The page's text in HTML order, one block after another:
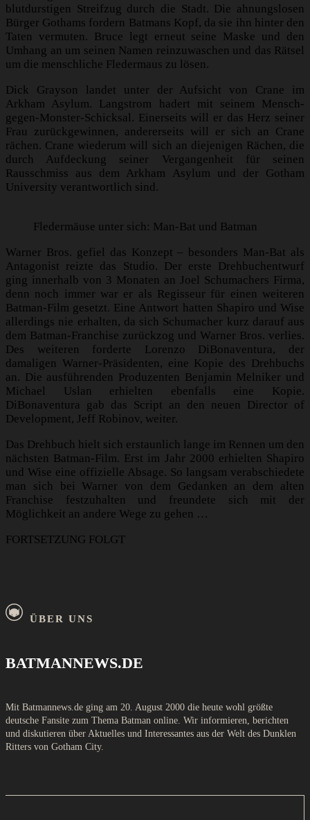
blutdurstigen Streifzug durch die Stadt. Die ahnungslosen
Bürger Gothams fordern Batmans Kopf, da sie ihn hinter den
Taten vermuten. Bruce legt erneut seine Maske und den
Umhang an um seinen Namen reinzuwaschen und das Rätsel
um die menschliche Fledermaus zu lösen.
Dick Grayson landet unter der Aufsicht von Crane im
Arkham Asylum. Langstrom hadert mit seinem Mensch-
gegen-Monster-Schicksal. Einerseits will er das Herz seiner
Frau zurückgewinnen, andererseits will er sich an Crane
rächen. Crane wiederum will sich an diejenigen Rächen, die
durch Aufdeckung seiner Vergangenheit für seinen
Rausschmiss aus dem Arkham Asylum und der Gotham
University verantwortlich sind.
Fledermäuse unter sich: Man-Bat und Batman
Warner Bros. gefiel das Konzept – besonders Man-Bat als
Antagonist reizte das Studio. Der erste Drehbuchentwurf
ging innerhalb von 3 Monaten an Joel Schumachers Firma,
denn noch immer war er als Regisseur für einen weiteren
Batman-Film gesetzt. Eine Antwort hatten Shapiro und Wise
allerdings nie erhalten, da sich Schumacher kurz darauf aus
dem Batman-Franchise zurückzog und Warner Bros. verlies.
Des weiteren forderte Lorenzo DiBonaventura, der
damaligen Warner-Präsidenten, eine Kopie des Drehbuchs
an. Die ausführenden Produzenten Benjamin Melniker und
Michael Uslan erhielten ebenfalls eine Kopie.
DiBonaventura gab das Script an den neuen Director of
Development, Jeff Robinov, weiter.
Das Drehbuch hielt sich erstaunlich lange im Rennen um den
nächsten Batman-Film. Erst im Jahr 2000 erhielten Shapiro
und Wise eine offizielle Absage. So langsam verabschiedete
man sich bei Warner von dem Gedanken an dem alten
Franchise festzuhalten und freundete sich mit der
Möglichkeit an andere Wege zu gehen …
FORTSETZUNG FOLGT
ÜBER UNS
BATMANNEWS.DE
Mit Batmannews.de ging am 20. August 2000 die heute wohl größte
deutsche Fansite zum Thema Batman online. Wir informieren, berichten
und diskutieren über Aktuelles und Interessantes aus der Welt des Dunklen
Ritters von Gotham City.